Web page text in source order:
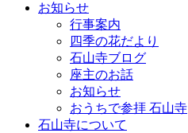
お知らせ
行事案内
四季の花だより
石山寺ブログ
座主のお話
お知らせ
おうちで参拝 石山寺
石山寺について